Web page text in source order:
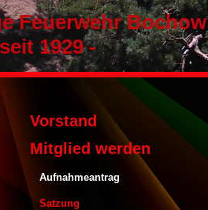
Feuerwehr Bochow
-
Vorstand
Mitglied werden
Aufnahmeantrag
Satzung